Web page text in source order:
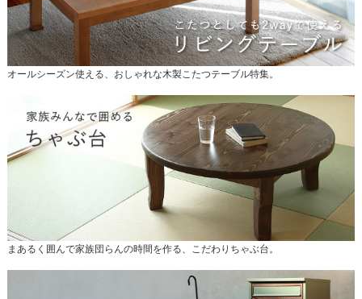
オールシーズン使える、おしゃれな木製こたつテーブル特集。
まあるく囲んで家族団らんの時間を作る、こだわりちゃぶ台。